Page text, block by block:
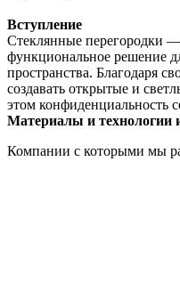
Вступление
Стеклянные перегородки
функциональное решение
пространства. Благодаря
создавать открытые и
этом конфиденциальность
Материалы и технологии
Компании с которыми мы